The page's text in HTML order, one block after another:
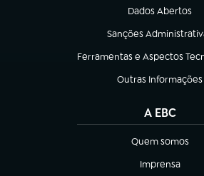
Dados Abertos
(abre em nova aba)
Sanções
(abre em nova aba)
Ferramentas e Aspectos
(abre em nova aba)
Outras Informações
(abre em nova aba)
A EBC
Quem somos
(abre em nova
Imprensa
(abre em nova